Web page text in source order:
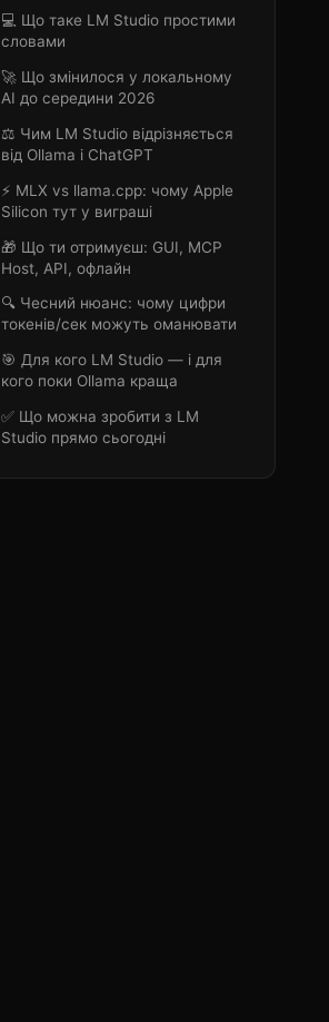
💻 Що таке LM Studio простими
словами
🚀 Що змінилося у локальному
AI до середини 2026
⚖️ Чим LM Studio відрізняється
від Ollama і ChatGPT
⚡ MLX vs llama.cpp: чому Apple
Silicon тут у виграші
🎁 Що ти отримуєш: GUI, MCP
Host, API, офлайн
🔍 Чесний нюанс: чому цифри
токенів/сек можуть оманювати
🎯 Для кого LM Studio — і для
кого поки Ollama краща
✅ Що можна зробити з LM
Studio прямо сьогодні